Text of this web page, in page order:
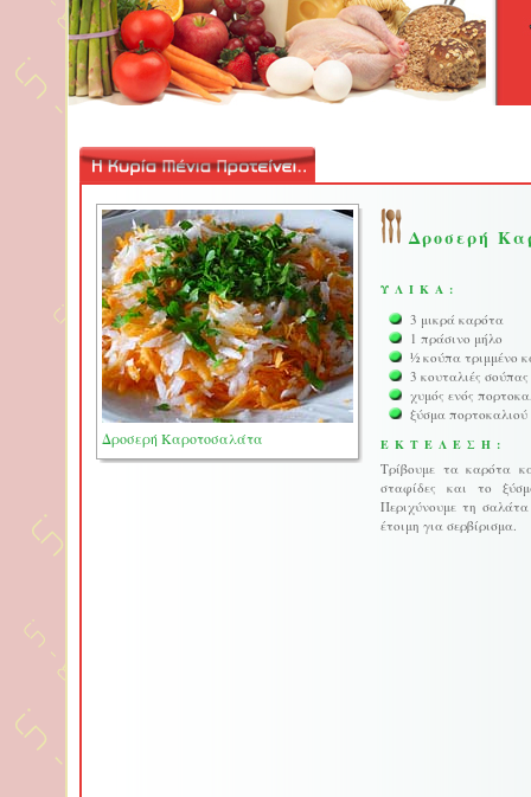
Δροσερή Καροτοσαλάτα
Δροσερή
ΥΛΙΚΑ:
3 μικρά καρότα
1 πράσινο μήλο
½ κούπα τριμμένο
3 κουταλιές
χυμός ενός
ξύσμα
ΕΚΤΕΛΕΣΗ:
Τρίβουμε τα καρότα
σταφίδες και το
Περιχύνουμε τη
έτοιμη για σερβίρισμα.